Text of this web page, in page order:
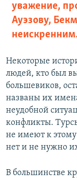
уважение,
Ауэзову,
Некоторые
людей, кто был
большевиков,
названы их
неудобной
конфликты.
не имеют к
нет и не нужно
В большинстве